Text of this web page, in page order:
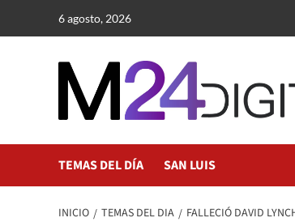
6 agosto, 2026
TEMAS DEL DÍA SAN LUIS
INICIO TEMAS DEL DIA FALLECIÓ DAVID